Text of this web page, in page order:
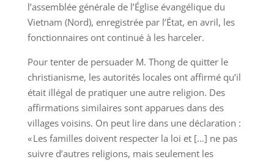
l’assemblée générale de l’Église évangélique du
Vietnam (Nord), enregistrée par l’État, en avril, les
fonctionnaires ont continué à les harceler.
Pour tenter de persuader M. Thong de quitter le
christianisme, les autorités locales ont affirmé qu’il
était illégal de pratiquer une autre religion. Des
affirmations similaires sont apparues dans des
villages voisins. On peut lire dans une déclaration :
« Les familles doivent respecter la loi et […] ne pas
suivre d’autres religions, mais seulement les